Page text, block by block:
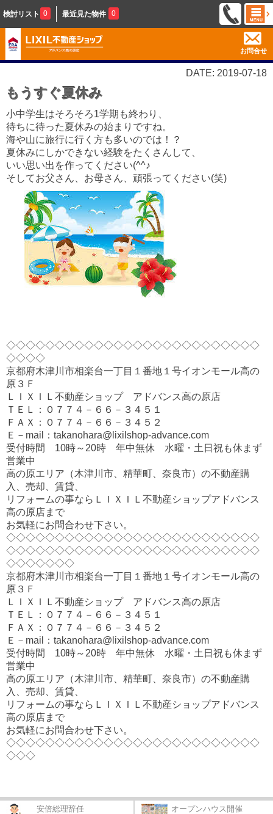
検討リスト 0 最近見た物件 0
お問合せ
DATE: 2019-07-18
もうすぐ夏休み
小中学生はそろそろ1学期も終わり、
待ちに待った夏休みの始まりですね。
海や山に旅行に行く方も多いのでは！？
夏休みにしかできない経験をたくさんして、
いい思い出を作ってください(^^♪
そしてお父さん、お母さん、頑張ってください(笑)
◇◇◇◇◇◇◇◇◇◇◇◇◇◇◇◇◇◇◇◇◇◇◇◇◇◇
◇◇◇◇
京都府木津川市相楽台一丁目１番地１号イオンモール高の
原３Ｆ
ＬＩＸＩＬ不動産ショップ アドバンス高の原店
ＴＥＬ：０７７４－６６－３４５１
ＦＡＸ：０７７４－６６－３４５２
Ｅ－mail：takanohara@lixilshop-advance.com
受付時間 10時～20時 年中無休 水曜・土日祝も休まず
営業中
高の原エリア（木津川市、精華町、奈良市）の不動産購
入、売却、賃貸、
リフォームの事ならＬＩＸＩＬ不動産ショップアドバンス
高の原店まで
お気軽にお問合わせ下さい。
◇◇◇◇◇◇◇◇◇◇◇◇◇◇◇◇◇◇◇◇◇◇◇◇◇◇
◇◇◇◇◇◇◇◇◇◇◇◇◇◇◇◇◇◇◇◇◇◇◇◇◇◇
◇◇◇◇◇◇◇
京都府木津川市相楽台一丁目１番地１号イオンモール高の
原３Ｆ
ＬＩＸＩＬ不動産ショップ アドバンス高の原店
ＴＥＬ：０７７４－６６－３４５１
ＦＡＸ：０７７４－６６－３４５２
Ｅ－mail：takanohara@lixilshop-advance.com
受付時間 10時～20時 年中無休 水曜・土日祝も休まず
営業中
高の原エリア（木津川市、精華町、奈良市）の不動産購
入、売却、賃貸、
リフォームの事ならＬＩＸＩＬ不動産ショップアドバンス
高の原店まで
お気軽にお問合わせ下さい。
◇◇◇◇◇◇◇◇◇◇◇◇◇◇◇◇◇◇◇◇◇◇◇◇◇◇
◇◇◇
安倍総理辞任 オープンハウス開催